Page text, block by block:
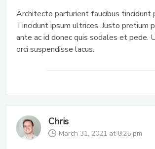
Architecto parturient faucibus tincidunt
Tincidunt ipsum ultrices. Justo pretium
ante ac id donec quis sodales et pede.
orci suspendisse lacus.
Chris
March 31, 2021 at 8:25 pm